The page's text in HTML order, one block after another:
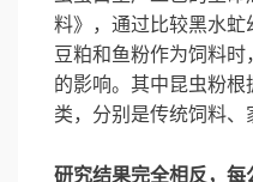
料》，通过比较黑水虻
豆粕和鱼粉作为饲料
的影响。其中昆虫粉
类，分别是传统饲料、
研究结果完全相反，